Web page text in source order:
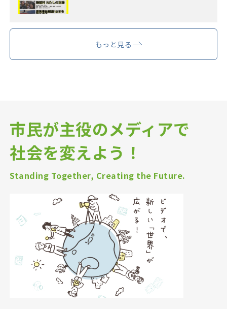
もっと見る
市民が主役のメディアで
社会を変えよう！
Standing Together, Creating the Future.